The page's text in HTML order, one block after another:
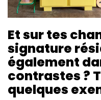
Et sur tes
signature
également
contrastes ?
quelques